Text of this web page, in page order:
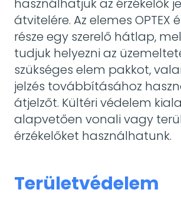
használhatjuk az érzékelők
átvitelére. Az elemes OPTEX
része egy szerelő hátlap,
tudjuk helyezni az
szükséges elem pakkot,
jelzés továbbításához
átjelzőt. Kültéri védelem
alapvetően vonali vagy
érzékelőket használhatunk.
Területvédelem